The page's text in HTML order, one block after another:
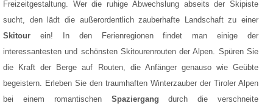
Freizeitgestaltung. Wer die ruhige Abwechslung abseits der Skipiste
sucht, den lädt die außerordentlich zauberhafte Landschaft zu einer
Skitour ein! In den Ferienregionen findet man einige der
interessantesten und schönsten Skitourenrouten der Alpen. Spüren Sie
die Kraft der Berge auf Routen, die Anfänger genauso wie Geübte
begeistern. Erleben Sie den traumhaften Winterzauber der Tiroler Alpen
bei einem romantischen Spaziergangdurch die verschneite